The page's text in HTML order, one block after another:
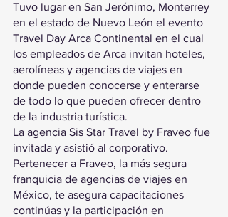
Tuvo lugar en San Jerónimo, Monterrey
en el estado de Nuevo León el evento
Travel Day Arca Continental en el cual
los empleados de Arca invitan hoteles,
aerolíneas y agencias de viajes en
donde pueden conocerse y enterarse
de todo lo que pueden ofrecer dentro
de la industria turística.
La agencia Sis Star Travel by Fraveo fue
invitada y asistió al corporativo.
Pertenecer a Fraveo, la más segura
franquicia de agencias de viajes en
México, te asegura capacitaciones
continúas y la participación en